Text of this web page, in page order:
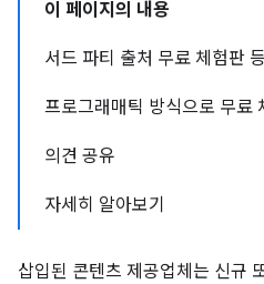
이 페이지의 내용
서드 파티 출처 무료 체험판
프로그래매틱 방식으로 무료
의견 공유
자세히 알아보기
삽입된 콘텐츠 제공업체는 신규